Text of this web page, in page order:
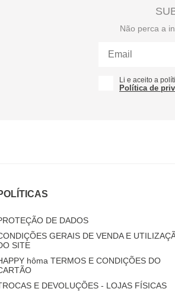
Não perca a
Li e aceito a
Política de
DE DADOS
GERAIS DE VENDA E
SITE
hôma TERMOS E CONDIÇÕES DO
E DEVOLUÇÕES - LOJAS FÍSICAS